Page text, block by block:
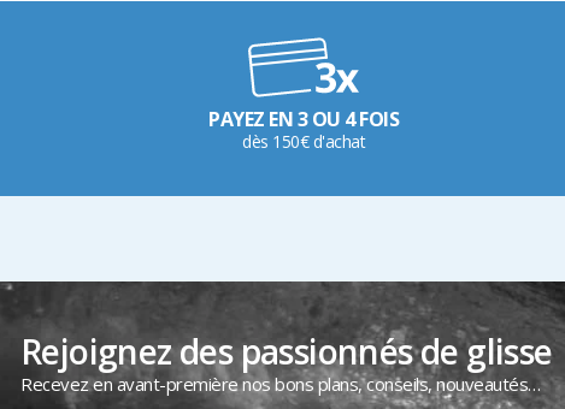
PAYEZ EN 3 OU 4 FOIS
dès 150€ d'achat
Rejoignez des passionnés de glisse
Recevez en avant-première nos bons plans, conseils, nouveautés…